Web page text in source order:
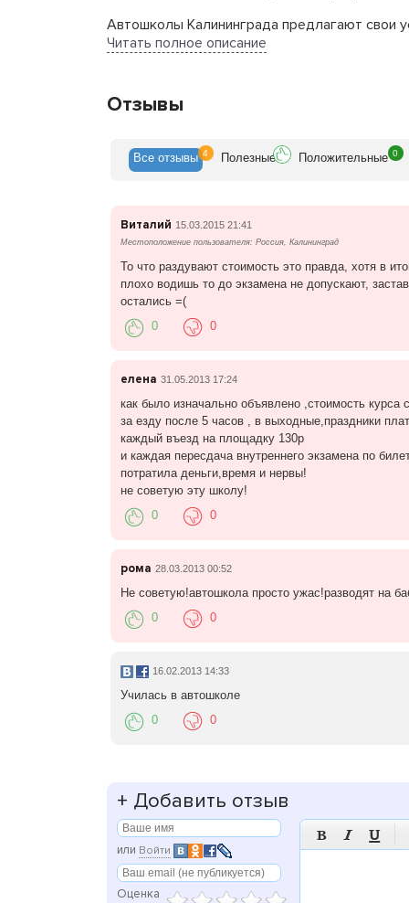
Автошколы Калининграда предлагают свои
работают опытные,
Положительные стороны нашей автошколы
Аленушка гарантирует своим клиентам
обеспечиваете себя навыками уверенного и
Автошкола Аленушка имеет в своем
Программы ПДД и практического
Наши слушатели проходят обучение на
теорию, практику вождения, учебные
руководством представителя автошколы.
оплаты обучения.
Автошкола АЛЕНУШКА (Калининград):
Учитывая ритмичный график
вождению составляется в индивидуальном
Автошкола АЛЕНУШКА (Калининград) -
Сегодня мы рады предоставить Вам
а также посещать практические занятия
Автошкола АЛЕНУШКА: организованный
Автошкола предоставляет своим ученикам
автошколы. В случае если у Вас появилось
необходимый пакет документов.
Читать полное описание
Отзывы
Все отзывы 4 Полезные Положительные 0
Виталий 15.03.2015 21:41
Местоположение пользователя: Россия, Калининград
То что раздувают стоимость это правда, хотя в
плохо водишь то до экзамена не допускают,
остались =(
0 0
елена 31.05.2013 17:24
как было изначально объявлено ,стоимость
за езду после 5 часов , в выходные,праздники
каждый въезд на площадку 130р
и каждая пересдача внутреннего экзамена по
потратила деньги,время и нервы!
не советую эту школу!
0 0
рома 28.03.2013 00:52
Не советую!автошкола просто ужас!разводят на
0 0
16.02.2013 14:33
Училась в автошколе
0 0
+ Добавить отзыв
или Войти
Оценка
  